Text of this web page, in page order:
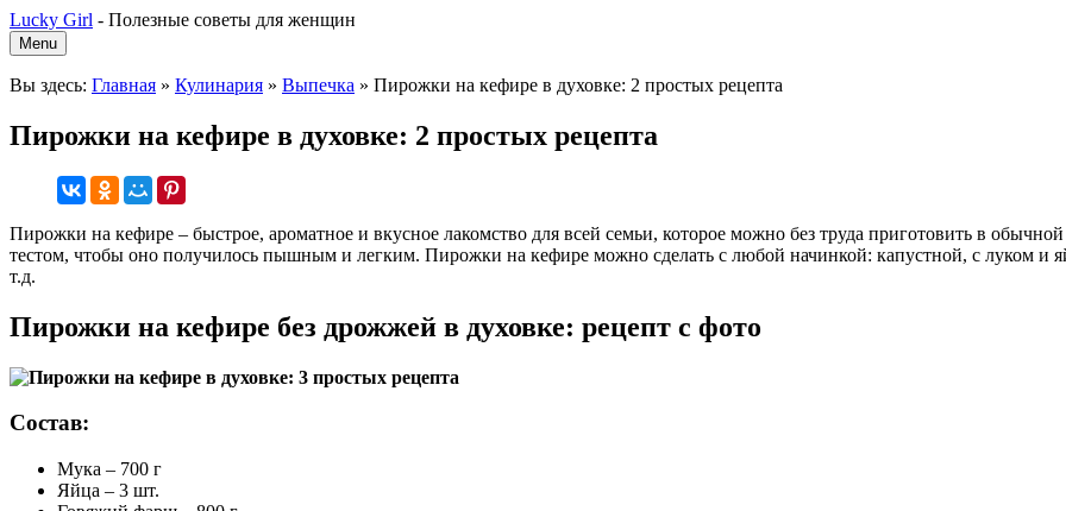
Lucky Girl - Полезные советы для женщин
Menu
Вы здесь: Главная » Кулинария » Выпечка » Пирожки на кефире в духовке: 2 простых рецепта
Пирожки на кефире в духовке: 2 простых рецепта
Пирожки на кефире – быстрое, ароматное и вкусное лакомство для всей семьи, которое можно без труда приготовить в
тестом, чтобы оно получилось пышным и легким. Пирожки на кефире можно сделать с любой начинкой: капустной, с луком и
т.д.
Пирожки на кефире без дрожжей в духовке: рецепт с фото
Состав:
Мука – 700 г
Яйца – 3 шт.